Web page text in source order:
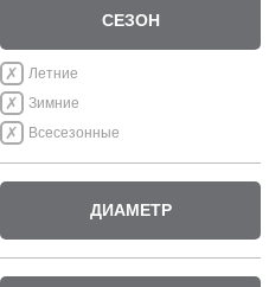
СЕЗОН
Летние
Зимние
Всесезонные
ДИАМЕТР